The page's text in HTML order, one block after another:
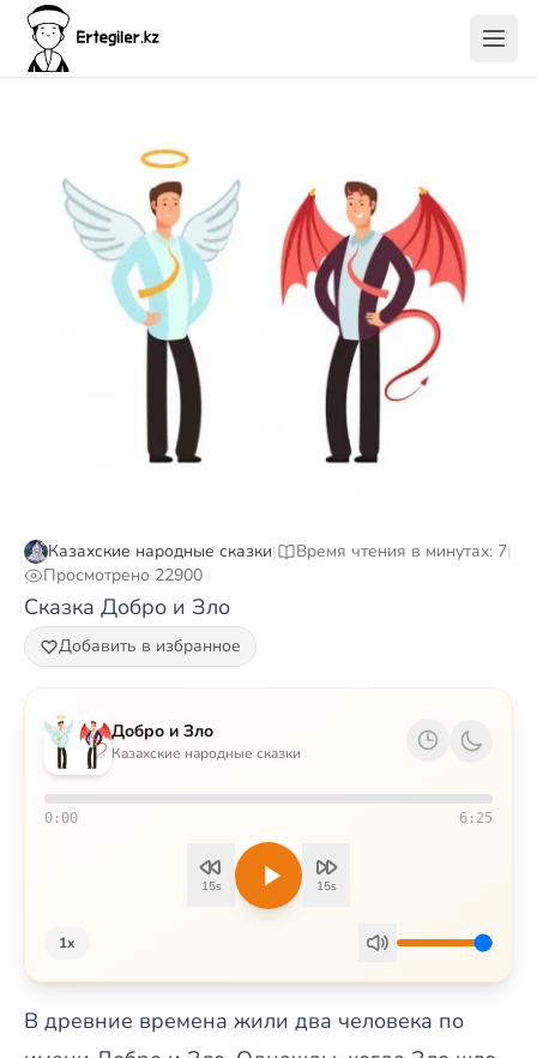
Казахские народные сказки| Время чтения в минутах: 7|
Просмотрено 22900
Сказка Добро и Зло
Добавить в избранное
Добро и Зло
Казахские народные сказки
0:00 6:25
15s 15s
1x
В древние времена жили два человека по